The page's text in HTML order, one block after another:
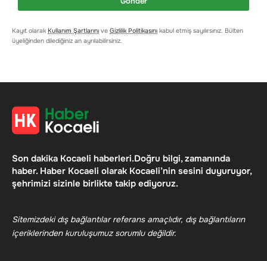
Kayıt olarak Kullanım Şartlarını ve Gizlilik Politikasını kabul etmiş sayılırsınız. Bülten
üyeliğinden dilediğiniz an ayrılabilirsiniz.
Son dakika Kocaeli haberleri.Doğru bilgi, zamanında
haber. Haber Kocaeli olarak Kocaeli’nin sesini duyuruyor,
şehrimizi sizinle birlikte takip ediyoruz.
Sitemizdeki dış bağlantılar referans amaçlıdır, dış bağlantıların
içeriklerinden kuruluşumuz sorumlu değildir.